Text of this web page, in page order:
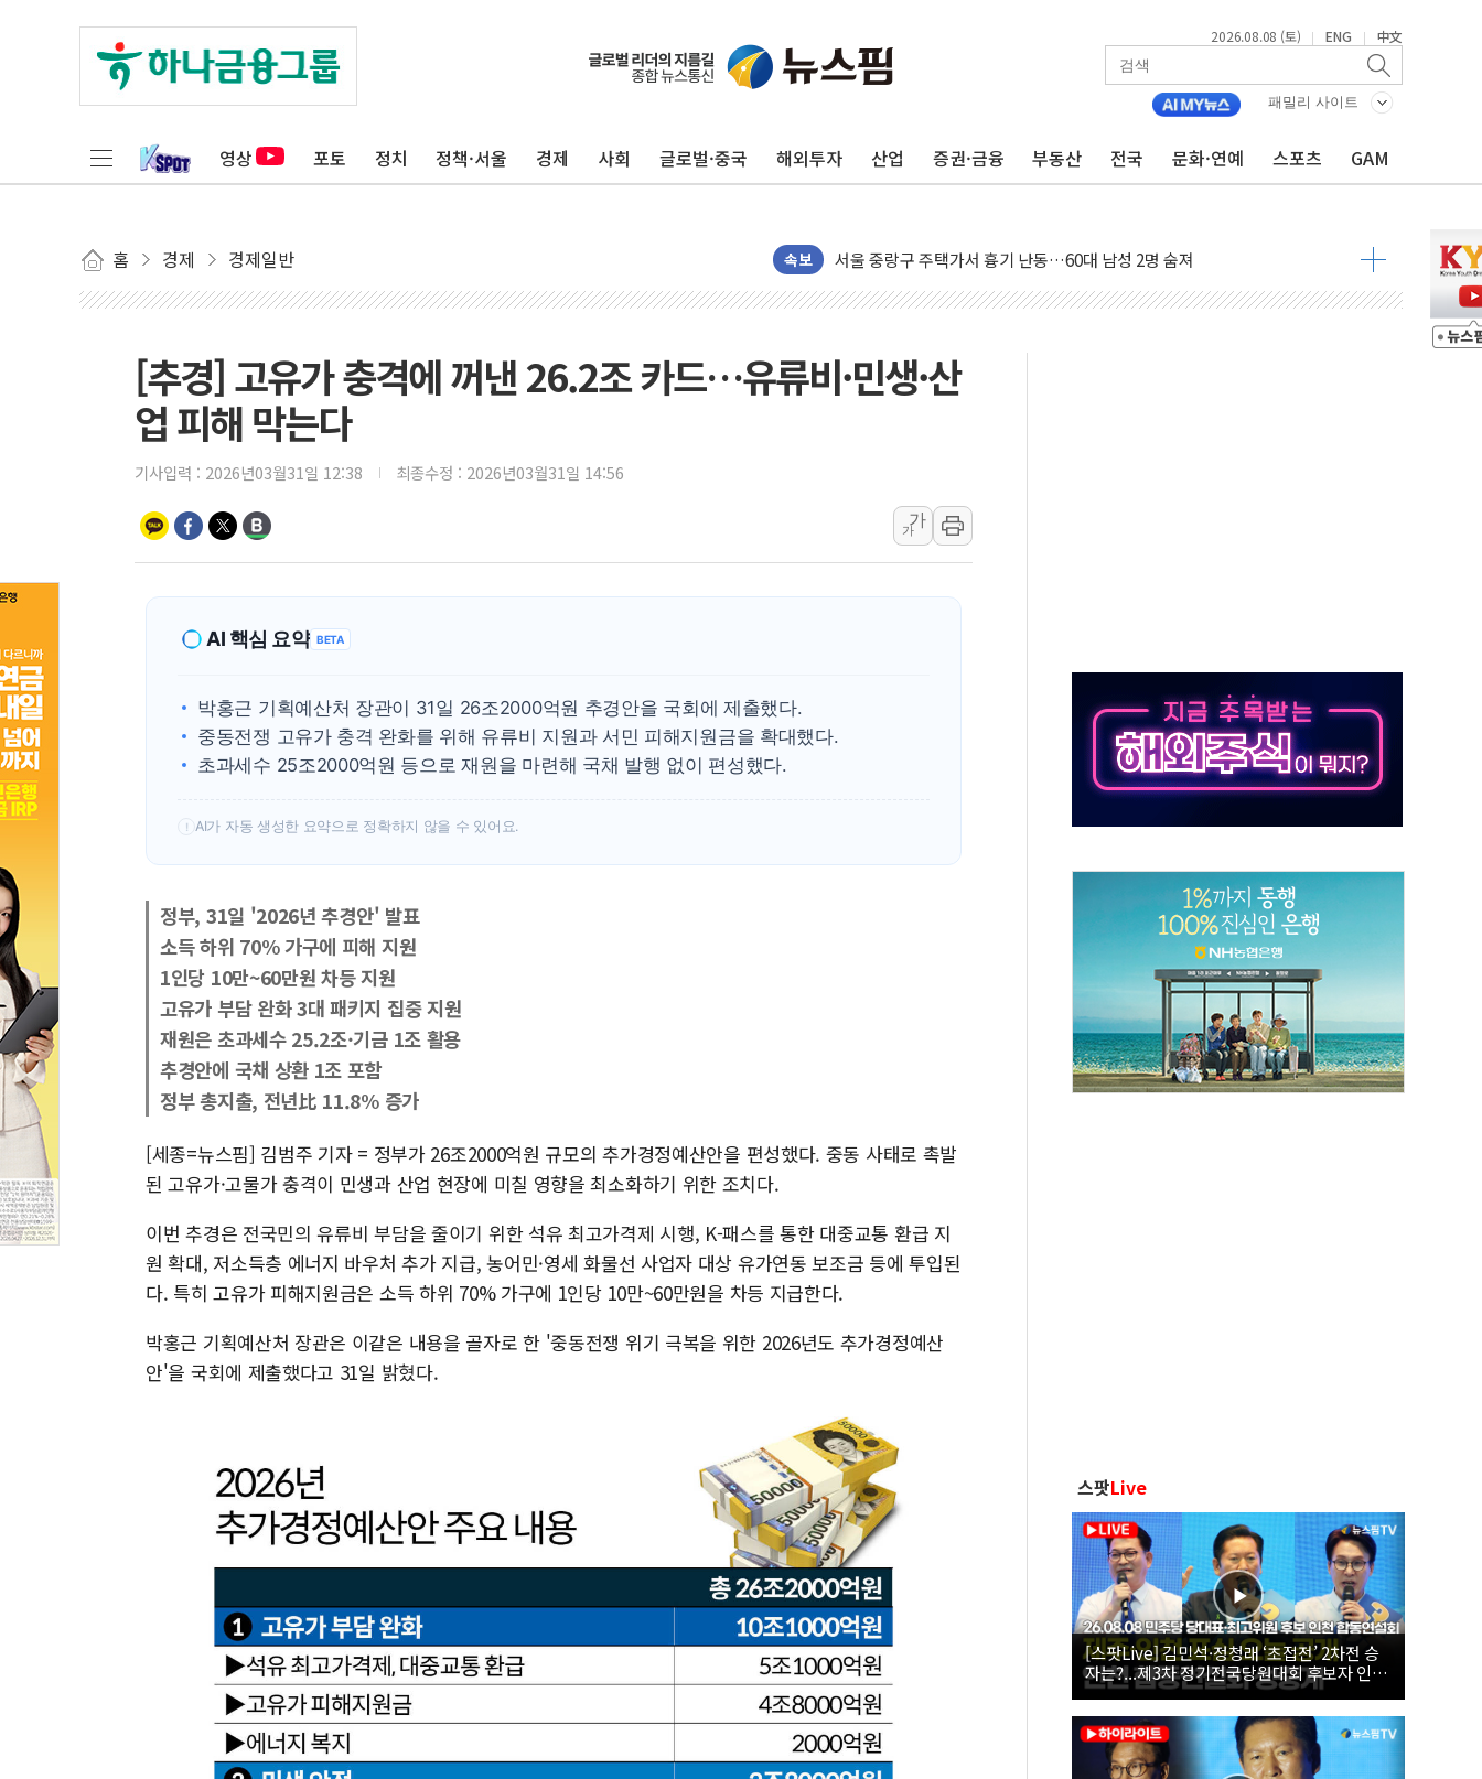
2026.08.08 (토) | ENG | 中文
패밀리 사이트
영상 포토 정치 정책·서울 경제 사회 글로벌·중국 해외투자 산업 증권·금융 부동산 전국 문화·연예 스포츠 GAM
홈 경제 경제일반 속보
이번주 국내 주요 금융일정(8.10~8.14)
강릉·동해·삼척 시간당 최대 50㎜ 폭우…강원 동해안 강한 비 어어져
폐기물 수거하다 참변…60대 환경미화원 수거차에 치여 사망
李대통령 "결혼 때문에 손해 보는 일 없게"…'결혼 페널티' 22개 과제 손본다
여수 오동도 인근 해상서 모터보트 전복…1명 사망·1명 실종
인천 선재도 갯벌서 해루질 중 실종 60대 나흘만에 숨진 채 발견
인천서 말다툼 중 어머니 흉기 살해 10대 아들 체포
연일 폭염에 온열질환 사망 23명…정부, 비상대응기구 가동
中 전방위 아파트 부양, 수도 베이징도 부동산 규제 철폐
폭염에 車 운전면허 기능시험 오전 집중 편성…체감온도 38도 넘으면 중단
[추경] 고유가 충격에 꺼낸 26.2조 카드…유류비·민생·산
업 피해 막는다
기사입력 : 2026년03월31일 12:38 최종수정 : 2026년03월31일 14:56
가
가
AI 핵심 요약 BETA
박홍근 기획예산처 장관이 31일 26조2000억원 추경안을 국회에 제출했다.
중동전쟁 고유가 충격 완화를 위해 유류비 지원과 서민 피해지원금을 확대했다.
초과세수 25조2000억원 등으로 재원을 마련해 국채 발행 없이 편성했다.
! AI가 자동 생성한 요약으로 정확하지 않을 수 있어요.
정부, 31일 '2026년 추경안' 발표
소득 하위 70% 가구에 피해 지원
1인당 10만~60만원 차등 지원
고유가 부담 완화 3대 패키지 집중 지원
재원은 초과세수 25.2조·기금 1조 활용
추경안에 국채 상환 1조 포함
정부 총지출, 전년比 11.8% 증가
[세종=뉴스핌] 김범주 기자 = 정부가 26조2000억원 규모의 추가경정예산안을 편성했다. 중동 사태로 촉발
된 고유가·고물가 충격이 민생과 산업 현장에 미칠 영향을 최소화하기 위한 조치다.
이번 추경은 전국민의 유류비 부담을 줄이기 위한 석유 최고가격제 시행, K-패스를 통한 대중교통 환급 지
원 확대, 저소득층 에너지 바우처 추가 지급, 농어민·영세 화물선 사업자 대상 유가연동 보조금 등에 투입된
다. 특히 고유가 피해지원금은 소득 하위 70% 가구에 1인당 10만~60만원을 차등 지급한다.
박홍근 기획예산처 장관은 이같은 내용을 골자로 한 '중동전쟁 위기 극복을 위한 2026년도 추가경정예산
안'을 국회에 제출했다고 31일 밝혔다.
스팟Live
[스팟Live] 김민석·정청래 ‘초접전’ 2차전 승
자는?...제3차 정기전국당원대회 후보자 인천
합동연설회 생중계 | 26.08.08